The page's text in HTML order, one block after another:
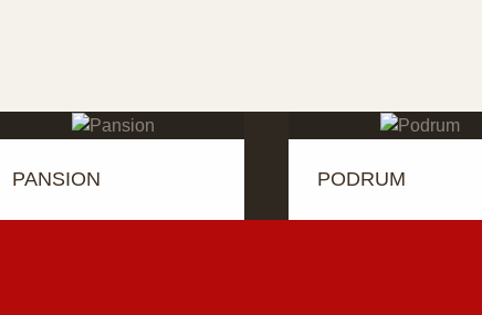
PANSION PODRUM